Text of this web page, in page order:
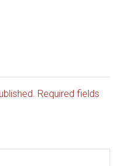
Required fields